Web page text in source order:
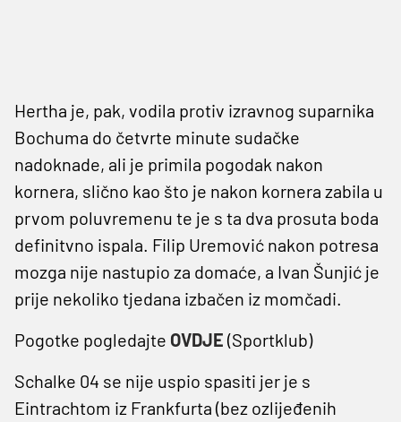
Hertha je, pak, vodila protiv izravnog suparnika
Bochuma do četvrte minute sudačke
nadoknade, ali je primila pogodak nakon
kornera, slično kao što je nakon kornera zabila u
prvom poluvremenu te je s ta dva prosuta boda
definitvno ispala. Filip Uremović nakon potresa
mozga nije nastupio za domaće, a Ivan Šunjić je
prije nekoliko tjedana izbačen iz momčadi.
Pogotke pogledajte OVDJE (Sportklub)
Schalke 04 se nije uspio spasiti jer je s
Eintrachtom iz Frankfurta (bez ozlijeđenih